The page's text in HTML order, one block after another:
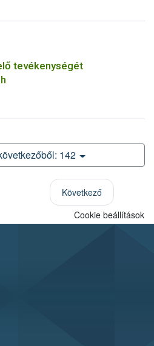
tevékenységét
142
Következő
Cookie beállítások